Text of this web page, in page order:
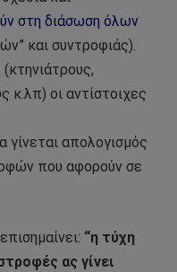
στη διάσωση όλων
και συντροφιάς).
κ.λπ) οι αντίστοιχες
απολογισμός
που αφορούν σε
επισημαίνει: “η τύχη
ας γίνει